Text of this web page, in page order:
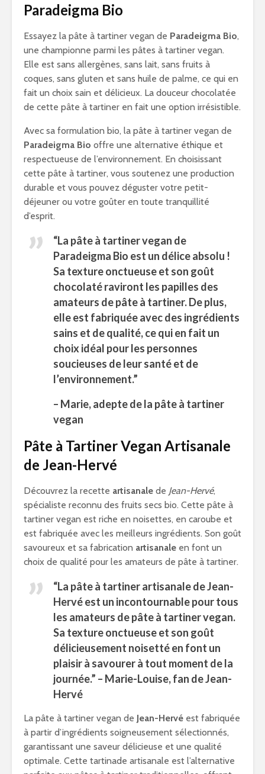
Paradeigma Bio
Essayez la pâte à tartiner vegan de Paradeigma Bio,
une championne parmi les pâtes à tartiner vegan.
Elle est sans allergènes, sans lait, sans fruits à
coques, sans gluten et sans huile de palme, ce qui en
fait un choix sain et délicieux. La douceur chocolatée
de cette pâte à tartiner en fait une option irrésistible.
Avec sa formulation bio, la pâte à tartiner vegan de
Paradeigma Bio offre une alternative éthique et
respectueuse de l’environnement. En choisissant
cette pâte à tartiner, vous soutenez une production
durable et vous pouvez déguster votre petit-
déjeuner ou votre goûter en toute tranquillité
d’esprit.
“La pâte à tartiner vegan de
Paradeigma Bio est un délice absolu !
Sa texture onctueuse et son goût
chocolaté raviront les papilles des
amateurs de pâte à tartiner. De plus,
elle est fabriquée avec des ingrédients
sains et de qualité, ce qui en fait un
choix idéal pour les personnes
soucieuses de leur santé et de
l’environnement.”
– Marie, adepte de la pâte à tartiner
vegan
Pâte à Tartiner Vegan Artisanale
de Jean-Hervé
Découvrez la recette artisanale de Jean-Hervé,
spécialiste reconnu des fruits secs bio. Cette pâte à
tartiner vegan est riche en noisettes, en caroube et
est fabriquée avec les meilleurs ingrédients. Son goût
savoureux et sa fabrication artisanale en font un
choix de qualité pour les amateurs de pâte à tartiner.
“La pâte à tartinerartisanaledeJean-
Hervéest un incontournable pour tous
les amateurs de pâte à tartiner vegan.
Sa texture onctueuse et son goût
délicieusement noisetté en font un
plaisir à savourer à tout moment de la
journée.” – Marie-Louise, fan deJean-
Hervé
La pâte à tartiner vegan de Jean-Hervé est fabriquée
à partir d’ingrédients soigneusement sélectionnés,
garantissant une saveur délicieuse et une qualité
optimale. Cette tartinade artisanale est l’alternative